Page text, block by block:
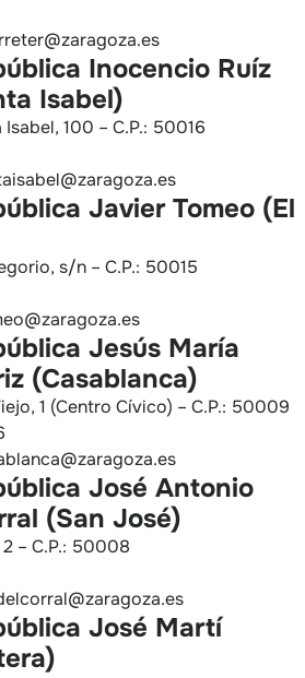
Inocencio Ruíz
Isabel)
Isabel, 100 – C.P.: 50016
Javier Tomeo (El
s/n – C.P.: 50015
Jesús María
(Casablanca)
1 (Centro Cívico) – C.P.: 50009
José Antonio
(San José)
– C.P.: 50008
José Martí